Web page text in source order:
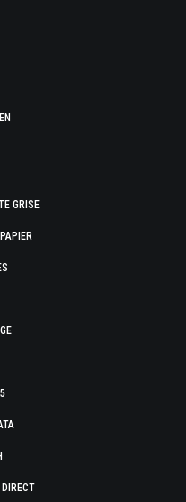
GRISE